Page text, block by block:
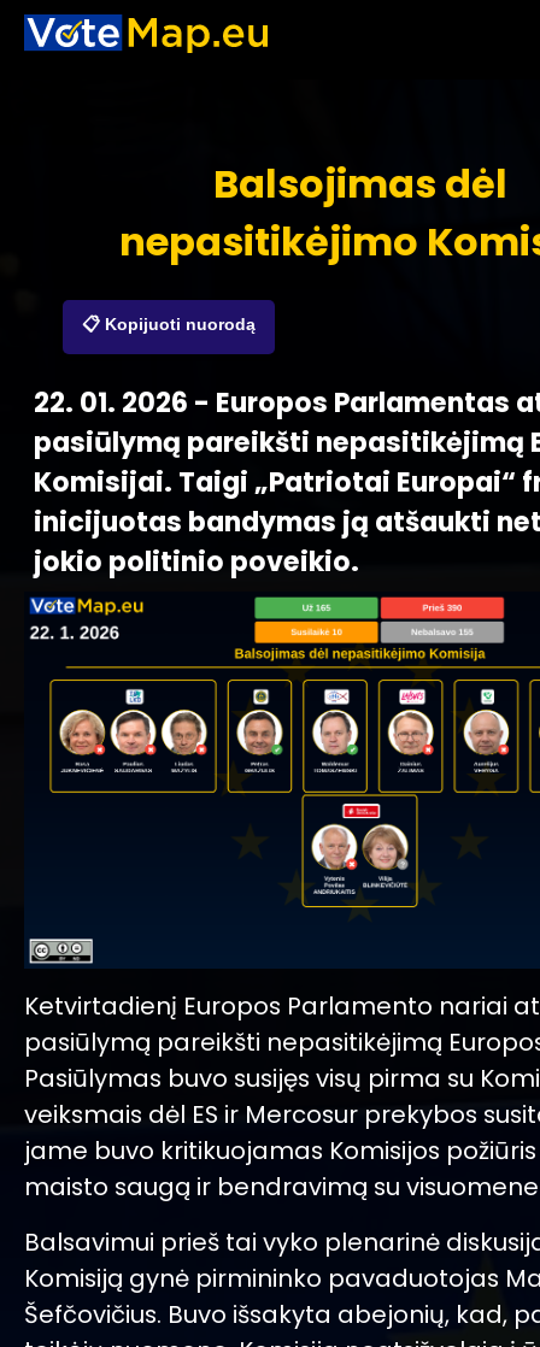
Balsojimas dėl
nepasitikėjimo
📋 Kopijuoti nuorodą
22. 01. 2026 - Europos Parlamentas
pasiūlymą pareikšti nepasitikėjimą
Komisijai. Taigi „Patriotai Europai“
inicijuotas bandymas ją atšaukti
jokio politinio poveikio.
Ketvirtadienį Europos Parlamento nariai
pasiūlymą pareikšti nepasitikėjimą
Pasiūlymas buvo susijęs visų pirma su
veiksmais dėl ES ir Mercosur prekybos
jame buvo kritikuojamas Komisijos
maisto saugą ir bendravimą su
Balsavimui prieš tai vyko plenarinė
Komisiją gynė pirmininko pavaduotojas
Šefčovičius. Buvo išsakyta abejonių, kad,